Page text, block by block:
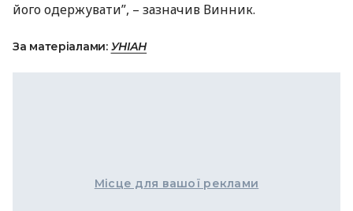
його одержувати”, – зазначив Винник.
За матеріалами: УНІАН
Місце для вашої реклами